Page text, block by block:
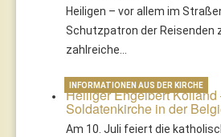
Heiligen – vor allem im
Schutzpatron der Reisenden
zahlreiche…
Heiliger Engelbert Kolland
Soldatenkirche in der
Am 10. Juli feiert die
INFORMATIONEN AUS DER KIRCHE